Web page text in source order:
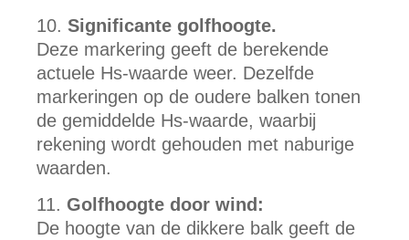
Significante golfhoogte.
Deze markering geeft de berekende
actuele Hs-waarde weer. Dezelfde
markeringen op de oudere balken tonen
de gemiddelde Hs-waarde, waarbij
rekening wordt gehouden met naburige
waarden.
Golfhoogte door wind:
De hoogte van de dikkere balk geeft de